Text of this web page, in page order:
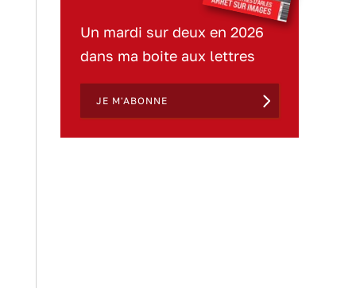
Un mardi sur deux en 2026
dans ma boite aux lettres
JE M'ABONNE